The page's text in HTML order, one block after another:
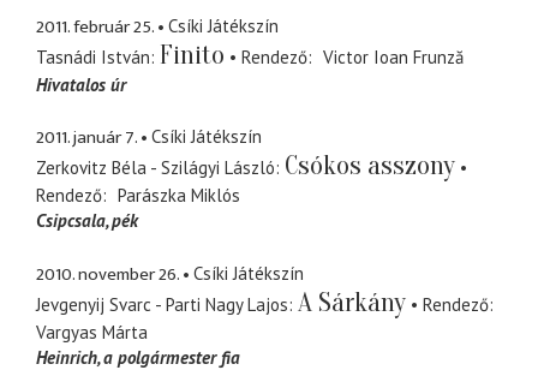
2011. február 25.
Csíki Játékszín
Tasnádi István Finito Rendező
Victor Ioan Frunză
Hivatalos úr
2011. január 7.
Csíki Játékszín
Zerkovitz Béla - Szilágyi László Csókos asszony
Rendező
Parászka Miklós
Csipcsala pék
2010. november 26.
Csíki Játékszín
Jevgenyij Svarc - Parti Nagy Lajos A Sárkány
Rendező
Vargyas Márta
Heinrich a polgármester fia